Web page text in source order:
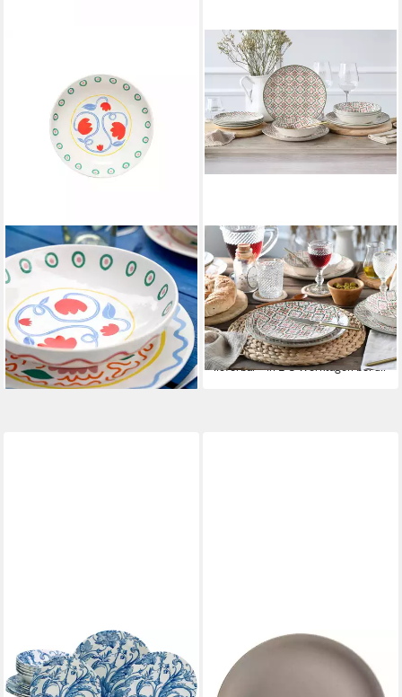
COSTA NOVA
Suppenteller Summer Bliss
Tulip Weiß, 23 cm, Costa
Nova, (1 St), Ø ca. 22,9 cm,
Höhe ca. 5,7 cm
18,50 €
lieferbar - in 3-4 Werktagen bei dir
CREATABLE
Teller-Set Rumi (12-tlg), 4
Personen, Steingut, Teller Set,
orientalische2 Fliesenmotiv
43,73 € UVP119,99 €
-64%
lieferbar - in 2-3 Werktagen bei dir
KAHLA
Pizzateller Homestyle 31 cm,
(1 St), Handglasiert, Made in